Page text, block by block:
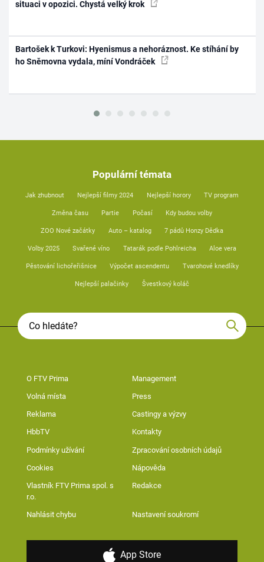
situaci v opozici. Chystá velký krok
Bartošek k Turkovi: Hyenismus a nehoráznost. Ke stíhání by
ho Sněmovna vydala, míní Vondráček
Populární témata
Jak zhubnout Nejlepší filmy 2024 Nejlepší horory TV program
Změna času Partie Počasí Kdy budou volby
ZOO Nové začátky Auto – katalog 7 pádů Honzy Dědka
Volby 2025 Svařené víno Tatarák podle Pohlreicha Aloe vera
Pěstování lichořeřišnice Výpočet ascendentu Tvarohové knedlíky
Nejlepší palačinky Švestkový koláč
O FTV Prima Management
Volná místa Press
Reklama Castingy a výzvy
HbbTV Kontakty
Podmínky užívání Zpracování osobních údajů
Cookies Nápověda
Vlastník FTV Prima spol. s
r.o.
Redakce
Nahlásit chybu Nastavení soukromí
App Store